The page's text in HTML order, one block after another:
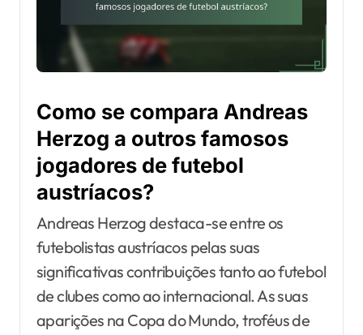
Como se compara Andreas
Herzog a outros famosos
jogadores de futebol
austríacos?
Andreas Herzog destaca-se entre os
futebolistas austríacos pelas suas
significativas contribuições tanto ao futebol
de clubes como ao internacional. As suas
aparições na Copa do Mundo, troféus de